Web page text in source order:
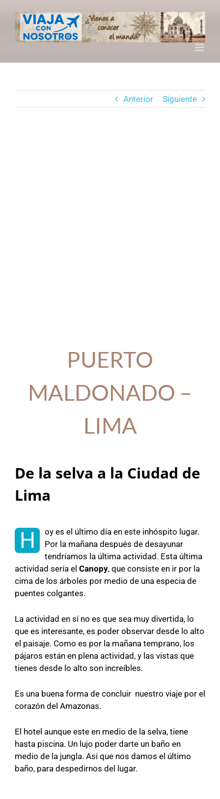
contenido
Anterior Siguiente
PUERTO
MALDONADO –
LIMA
De la selva a la Ciudad de
Lima
H
oy es el último día en este inhóspito lugar.
Por la mañana después de desayunar
tendríamos la última actividad. Esta última
actividad sería el Canopy, que consiste en ir por la
cima de los árboles por medio de una especia de
puentes colgantes.
La actividad en sí no es que sea muy divertida, lo
que es interesante, es poder observar desde lo alto
el paisaje. Como es por la mañana temprano, los
pájaros están en plena actividad, y las vistas que
tienes desde lo alto son increíbles.
Es una buena forma de concluir nuestro viaje por el
corazón del Amazonas.
El hotel aunque este en medio de la selva, tiene
hasta piscina. Un lujo poder darte un baño en
medio de la jungla. Así que nos damos el último
baño, para despedirnos del lugar.